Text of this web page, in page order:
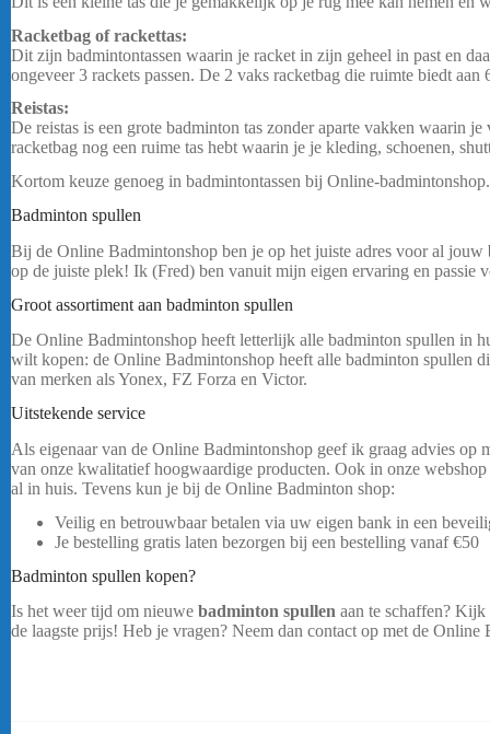
Racketbag of rackettas:
Dit zijn badmintontassen waarin je racket in zijn geheel in past en
ongeveer 3 rackets passen. De 2 vaks racketbag die ruimte biedt
Reistas:
De reistas is een grote badminton tas zonder aparte vakken waarin
racketbag nog een ruime tas hebt waarin je je kleding, schoenen,
Kortom keuze genoeg in badmintontassen bij Online-
Badminton spullen
Bij de Online Badmintonshop ben je op het juiste adres voor al jouw
op de juiste plek! Ik (Fred) ben vanuit mijn eigen ervaring en passie
Groot assortiment aan badminton spullen
De Online Badmintonshop heeft letterlijk alle badminton spullen in
wilt kopen: de Online Badmintonshop heeft alle badminton spullen
van merken als Yonex, FZ Forza en Victor.
Uitstekende service
Als eigenaar van de Online Badmintonshop geef ik graag advies
van onze kwalitatief hoogwaardige producten. Ook in onze
al in huis. Tevens kun je bij de Online Badminton shop:
Veilig en betrouwbaar betalen via uw eigen bank in een
Je bestelling gratis laten bezorgen bij een bestelling vanaf€50
Badminton spullen kopen?
Is het weer tijd om nieuwe badminton spullen aan te schaffen? Kijk
de laagste prijs! Heb je vragen? Neem dan contact op met de